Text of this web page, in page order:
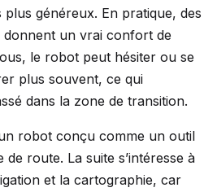
plus généreux. En pratique, des
donnent un vrai confort de
le robot peut hésiter ou se
plus souvent, ce qui
dans la zone de transition.
robot conçu comme un outil
route. La suite s’intéresse à
et la cartographie, car